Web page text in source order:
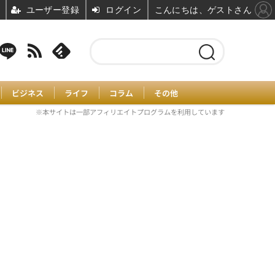
ビジネス ライフ コラム その他
※本サイトは一部アフィリエイトプログラムを利用しています
ユーザー登録 ログイン こんにちは、ゲストさん